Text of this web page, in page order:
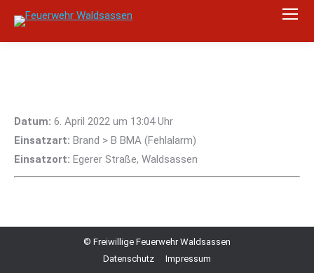
Datum: 6. April 2022 um 13:04 Uhr
Einsatzart: Brand > B BMA (Fehlalarm)
Einsatzort: Egerer Straße, Waldsassen
© Freiwillige Feuerwehr Waldsassen
Datenschutz
Impressum